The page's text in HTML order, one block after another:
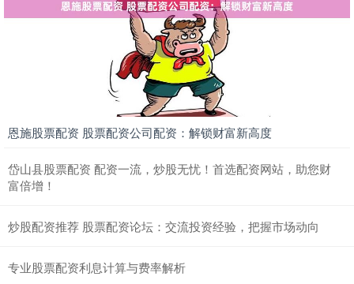
恩施股票配资 股票配资公司配资：解锁财富新高度
岱山县股票配资 配资一流，炒股无忧！首选配资网站，助您财
富倍增！
炒股配资推荐 股票配资论坛：交流投资经验，把握市场动向
专业股票配资利息计算与费率解析